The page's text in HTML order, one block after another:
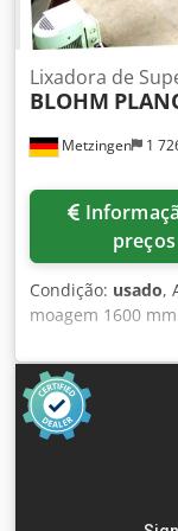
Metzingen 1
Lixadora de
BLOHM
preços
Condição: usado,
moagem 1600
peça de trabalho
kW OFERECER
vinculativas
reservado, oferta:
superfície de